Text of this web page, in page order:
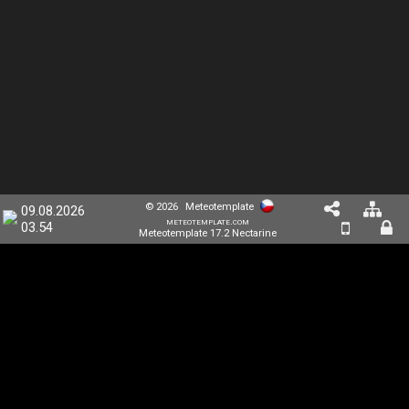
09.08.2026
03.54
© 2026
Meteotemplate
meteotemplate.com
Meteotemplate 17.2 Nectarine